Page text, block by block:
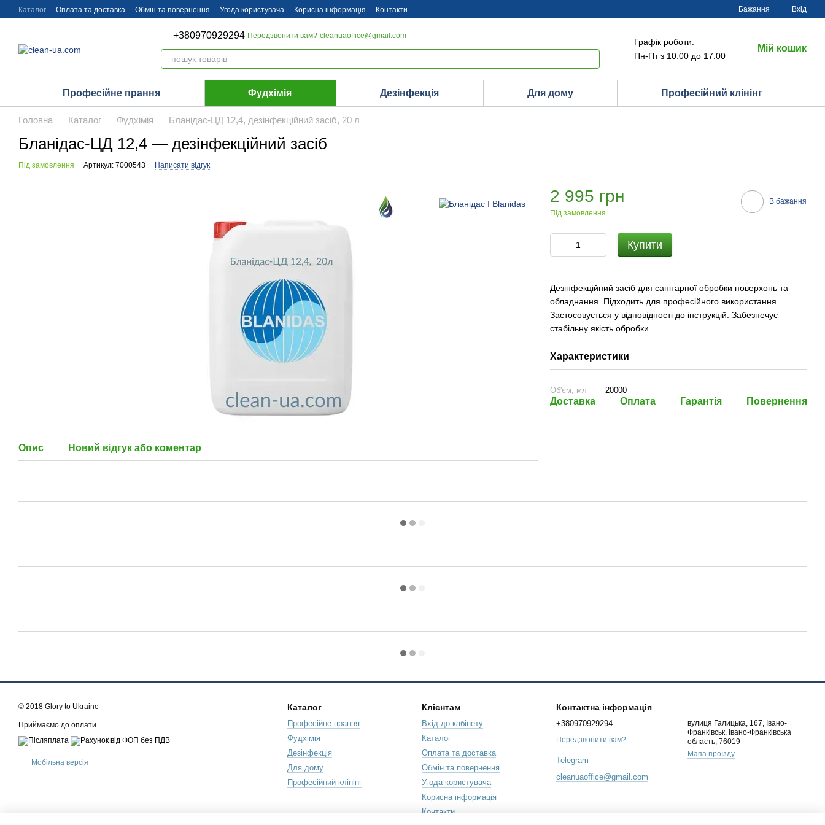
Перейти до основного контенту
Каталог Оплата та доставка Обмін та повернення Угода користувача Корисна інформація Контакти Бажання Вхід
+380970929294 Передзвонити вам? cleanuaoffice@gmail.com
Графік роботи:
Пн-Пт з 10.00 до 17.00
Мій кошик
Професійне прання Фудхімія Дезінфекція Для дому Професійний клінінг
Головна Каталог Фудхімія Бланідас-ЦД 12,4, дезінфекційний засіб, 20 л
Бланідас-ЦД 12,4 — дезінфекційний засіб
Під замовлення Артикул: 7000543 Написати відгук
Опис Новий відгук або коментар
2 995 грн
Під замовлення
В бажання
Купити
Дезінфекційний засіб для санітарної обробки поверхонь та
обладнання. Підходить для професійного використання.
Застосовується у відповідності до інструкцій. Забезпечує
стабільну якість обробки.
Характеристики
Об'єм, мл 20000
Доставка Оплата Гарантія Повернення
© 2018 Glory to Ukraine
Приймаємо до оплати
Мобільна версія
Каталог
Професійне прання
Фудхімія
Дезінфекція
Для дому
Професійний клінінг
Клієнтам
Вхід до кабінету
Каталог
Оплата та доставка
Обмін та повернення
Угода користувача
Корисна інформація
Контакти
Контактна інформація
+380970929294
Передзвонити вам?
Telegram
cleanuaoffice@gmail.com
вулиця Галицька, 167, Івано-
Франківськ, Івано-Франківська
область, 76019
Мапа проїзду